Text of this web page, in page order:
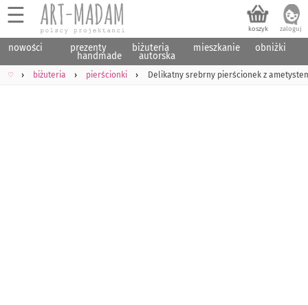
☰
nowości prezenty
handmade
biżuteria
autorska
mieszkanie obniżki
♡ biżuteria pierścionki Delikatny srebrny pierścionek z